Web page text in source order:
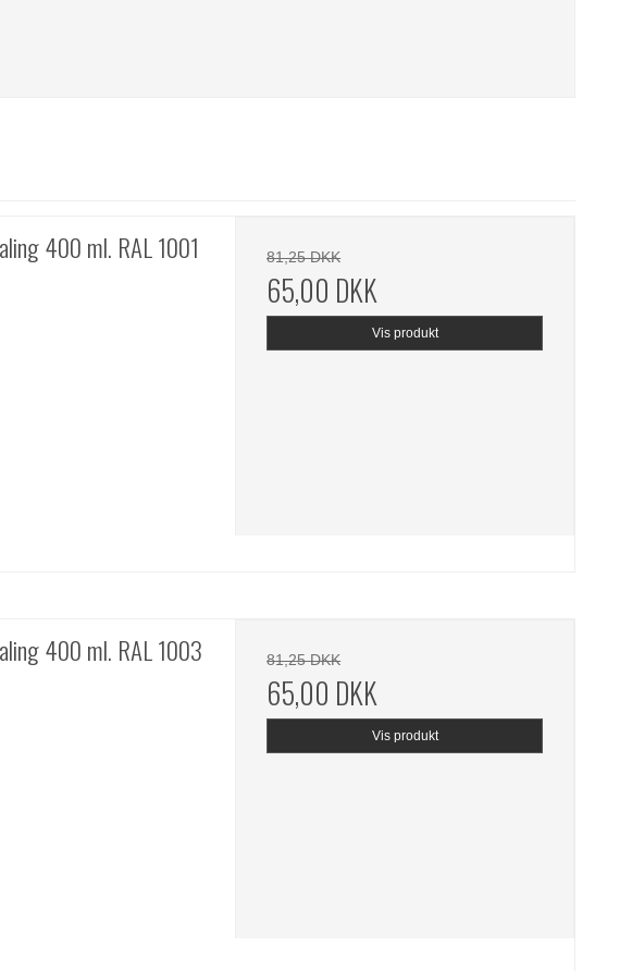
400 ml. RAL 1001 81,25 DKK
65,00 DKK
Vis produkt
400 ml. RAL 1003 81,25 DKK
65,00 DKK
Vis produkt